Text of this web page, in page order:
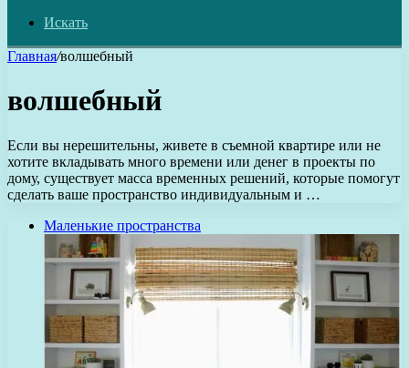
Искать
Главная/волшебный
волшебный
Если вы нерешительны, живете в съемной квартире или не
хотите вкладывать много времени или денег в проекты по
дому, существует масса временных решений, которые помогут
сделать ваше пространство индивидуальным и …
Маленькие пространства